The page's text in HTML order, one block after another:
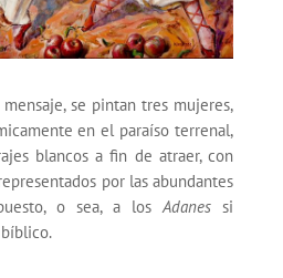
se pintan tres mujeres,
en el paraíso terrenal,
blancos a fin de atraer, con
por las abundantes
o sea, a losAdanes si